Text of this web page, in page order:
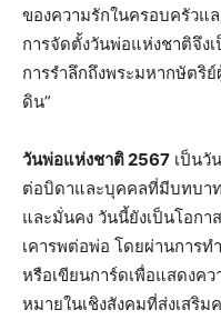
ของความรักในครอบครัวแ
การจัดตั้งวันพ่อแห่งชาติจึง
การรำลึกถึงพระมหากษัตริ
ดิน”
วันพ่อแห่งชาติ 2567 เป็นวั
ต่อบิดาและบุคคลที่มีบทบา
และมั่นคง วันนี้ยังเป็นโอก
เคารพต่อพ่อ โดยผ่านการท
หรือเขียนการ์ดเพื่อแสดงค
หมายในเชิงสังคมที่ส่งเสริ